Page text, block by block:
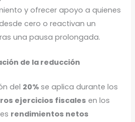
y ofrecer apoyo a quienes
cero o reactivan un
una pausa prolongada.
de la reducción
del 20% se aplica durante los
ejercicios fiscales en los
rendimientos netos